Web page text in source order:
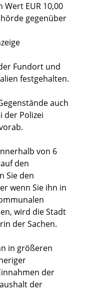
Wert EUR 10,00
gegenüber
Fundort und
festgehalten.
auch
der Polizei
von 6
den
Sie den
wenn Sie ihn in
wird die Stadt
der Sachen.
in größeren
der
der